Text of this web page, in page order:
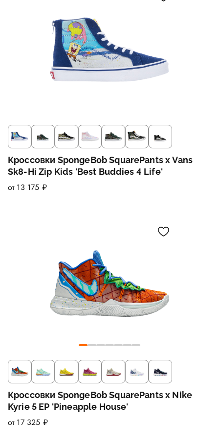
Кроссовки SpongeBob SquarePants x Vans
Sk8-Hi Zip Kids 'Best Buddies 4 Life'
от 13 175 ₽
Кроссовки SpongeBob SquarePants x Nike
Kyrie 5 EP 'Pineapple House'
от 17 325 ₽